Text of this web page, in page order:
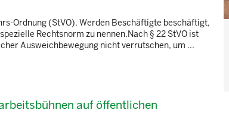
Ordnung (StVO). Werden Beschäftigte beschäftigt,
Rechtsnorm zu nennen.Nach § 22 StVO ist
Ausweichbewegung nicht verrutschen, um ...
auf öffentlichen